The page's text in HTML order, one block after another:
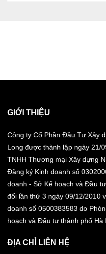
GIỚI THIỆU
Công ty Cổ Phần Đầu Tư Xây
Long được thành lập ngày 21/
TNHH Thương mại Xây dựng
Đăng ký Kinh doanh số
doanh - Sở Kế hoạch và Đầu
đổi lần thứ 3 ngày 09/12/2010
doanh số 0500383583 do
hoạch và Đấu tư thành phố Hà
ĐỊA CHỈ LIÊN HỆ